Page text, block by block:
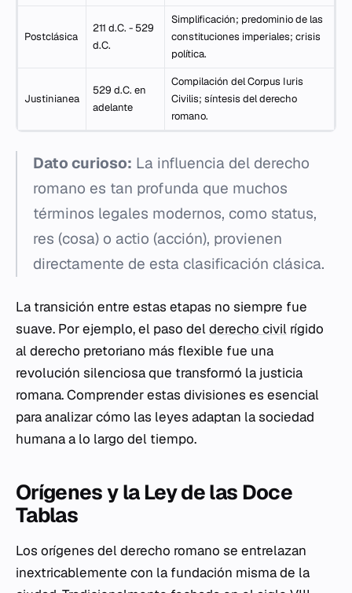
Postclásica
211 d.C. - 529
d.C.
Simplificación; predominio de las
constituciones imperiales; crisis
política.
Justinianea
529 d.C. en
adelante
Compilación delCorpus Iuris
Civilis; síntesis del derecho
romano.
Dato curioso: La influencia del derecho
romano es tan profunda que muchos
términos legales modernos, como status,
res (cosa) o actio (acción), provienen
directamente de esta clasificación clásica.
La transición entre estas etapas no siempre fue
suave. Por ejemplo, el paso delderecho civil rígido
al derecho pretoriano más flexible fue una
revolución silenciosa que transformó la justicia
romana. Comprender estas divisiones es esencial
para analizar cómo las leyes adaptan la sociedad
humana a lo largo del tiempo.
Orígenes y la Ley de las Doce
Tablas
Los orígenes del derecho romano se entrelazan
inextricablemente con la fundación misma de la